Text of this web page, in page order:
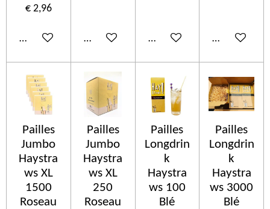
€ 2,96
In winkelwagenIn winkelwagenIn winkelwagenIn
Pailles
Jumbo
Haystra
ws XL
1500
Roseau
Pailles
Jumbo
Haystra
ws XL
250
Roseau
Pailles
Longdrin
k
Haystra
ws 100
Blé
Pailles
Longdrin
k
Haystra
ws 3000
Blé